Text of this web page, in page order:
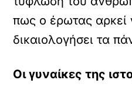
πως ο έρωτας αρκεί
δικαιολογήσει τα
Οι γυναίκες της